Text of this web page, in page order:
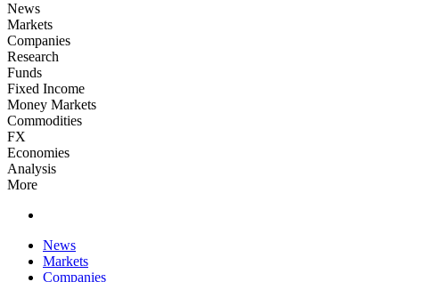
News
Markets
Companies
Research
Funds
Fixed Income
Money Markets
Commodities
FX
Economies
Analysis
More
News
Markets
Companies